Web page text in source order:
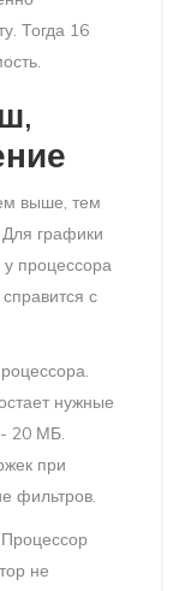
Тогда 16
выше, тем
графики
процессора
с
нужные
20 МБ.
при
фильтров.
не